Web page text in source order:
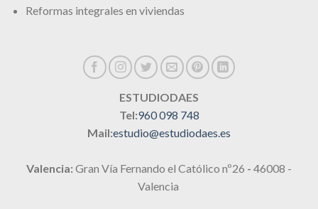
Reformas integrales en viviendas
ESTUDIODAES
Tel:960 098 748
Mail:estudio@estudiodaes.es
Valencia: Gran Vía Fernando el Católico nº26 - 46008 -
Valencia